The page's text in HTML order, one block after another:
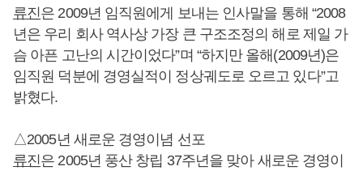
류진은 2009년 임직원에게 보내는 인사말을 통해 “2008
년은 우리 회사 역사상 가장 큰 구조조정의 해로 제일 가
슴 아픈 고난의 시간이었다”며 “하지만 올해(2009년)은
임직원 덕분에 경영실적이 정상궤도로 오르고 있다”고
밝혔다.
△2005년 새로운 경영이념 선포
류진은 2005년 풍산 창립 37주년을 맞아 새로운 경영이